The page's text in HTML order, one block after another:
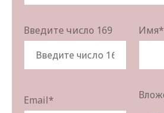
Введите число 169 Имя*
Email*